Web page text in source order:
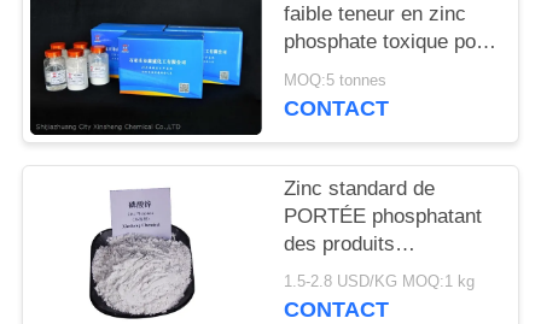
PRIVACY
POLICY
faible teneur en zinc
phosphate toxique pour
des solutions
anticorrosion
MOQ:5 tonnes
CONTACT
Zinc standard de
PORTÉE phosphatant
des produits
chimiques, inhibiteur
de corrosion de
1.5-2.8 USD/KG MOQ:1 kg
CONTACT